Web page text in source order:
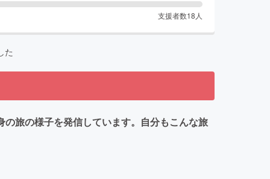
支援者数18 人
た
旅の様子を発信しています。自分もこんな旅